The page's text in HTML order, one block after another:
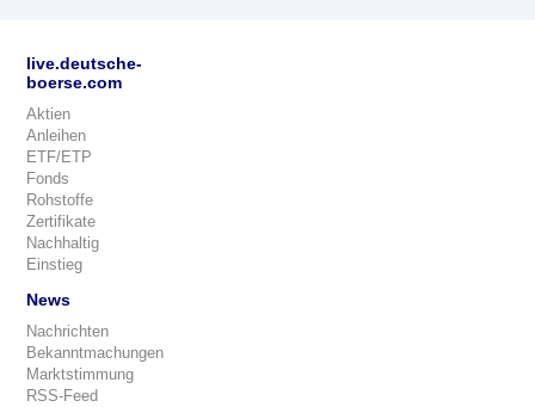
live.deutsche-
boerse.com
Aktien
Anleihen
ETF/ETP
Fonds
Rohstoffe
Zertifikate
Nachhaltig
Einstieg
News
Nachrichten
Bekanntmachungen
Marktstimmung
RSS-Feed